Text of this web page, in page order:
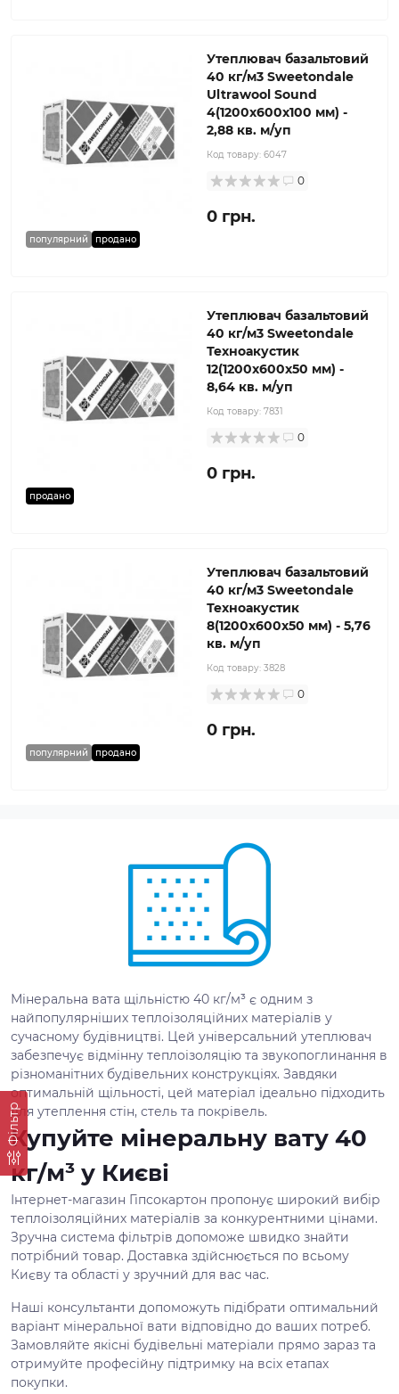
Фільтр
популярний продано
Утеплювач базальтовий
40 кг/м3 Sweetondale
Ultrawool Sound
4(1200x600x100 мм) -
2,88 кв. м/уп
Код товару: 6047
0
0 грн.
продано
Утеплювач базальтовий
40 кг/м3 Sweetondale
Техноакустик
12(1200x600x50 мм) -
8,64 кв. м/уп
Код товару: 7831
0
0 грн.
популярний продано
Утеплювач базальтовий
40 кг/м3 Sweetondale
Техноакустик
8(1200x600x50 мм) - 5,76
кв. м/уп
Код товару: 3828
0
0 грн.
Мінеральна вата щільністю 40 кг/м³ є одним з
найпопулярніших теплоізоляційних матеріалів у
сучасному будівництві. Цей універсальний утеплювач
забезпечує відмінну теплоізоляцію та звукопоглинання в
різноманітних будівельних конструкціях. Завдяки
оптимальній щільності, цей матеріал ідеально підходить
для утеплення стін, стель та покрівель.
Купуйте мінеральну вату 40
кг/м³ у Києві
Інтернет-магазин Гіпсокартон пропонує широкий вибір
теплоізоляційних матеріалів за конкурентними цінами.
Зручна система фільтрів допоможе швидко знайти
потрібний товар. Доставка здійснюється по всьому
Києву та області у зручний для вас час.
Наші консультанти допоможуть підібрати оптимальний
варіант мінеральної вати відповідно до ваших потреб.
Замовляйте якісні будівельні матеріали прямо зараз та
отримуйте професійну підтримку на всіх етапах
покупки.